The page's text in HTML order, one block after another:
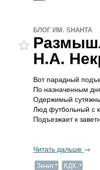
БЛОГ ИМ. SHAHTA
Н.А.
Вот парадный
По назначенным
Одержимый
Люд футбольный с
Подъезжает к
Читать дальше →
Зенит КДК.